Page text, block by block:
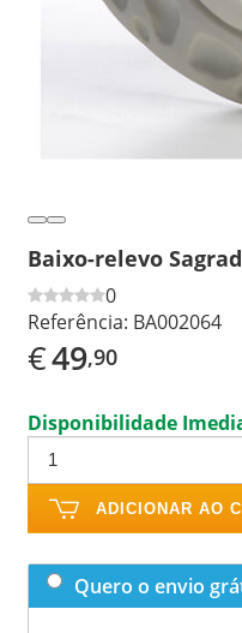
Baixo-relevo
0
Referência: BA002064
€49,90
Disponibilidade
ADICIONAR AO
Quero o envio